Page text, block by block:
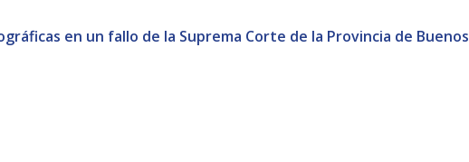
en un fallo de la Suprema Corte de la Provincia de Buenos